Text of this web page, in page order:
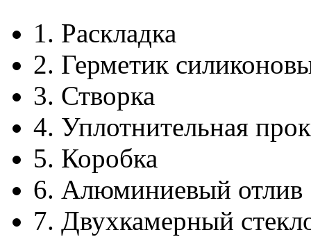
1. Раскладка
2. Герметик
3. Створка
4. Уплотнительная
5. Коробка
6. Алюминиевый отлив
7. Двухкамерный